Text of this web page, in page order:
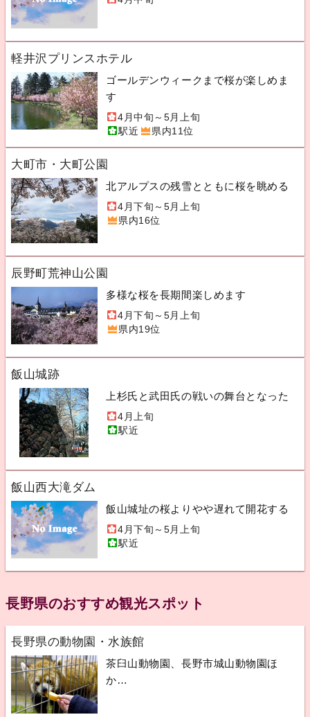
軽井沢プリンスホテル
ゴールデンウィークまで桜が楽しめま
す
4月中旬～5月上旬
駅近
県内11位
大町市・大町公園
北アルプスの残雪とともに桜を眺める
4月下旬～5月上旬
県内16位
辰野町荒神山公園
多様な桜を長期間楽しめます
4月下旬～5月上旬
県内19位
飯山城跡
上杉氏と武田氏の戦いの舞台となった
4月上旬
駅近
飯山西大滝ダム
飯山城址の桜よりやや遅れて開花する
4月下旬～5月上旬
駅近
長野県のおすすめ観光スポット
長野県の動物園・水族館
茶臼山動物園、長野市城山動物園ほ
か…